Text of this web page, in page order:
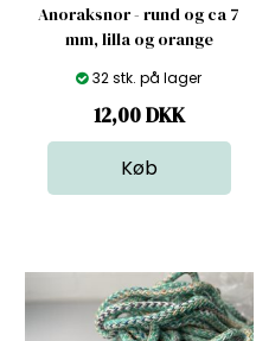
Anoraksnor - rund og ca 7
mm, lilla og orange
32 stk. på lager
12,00DKK